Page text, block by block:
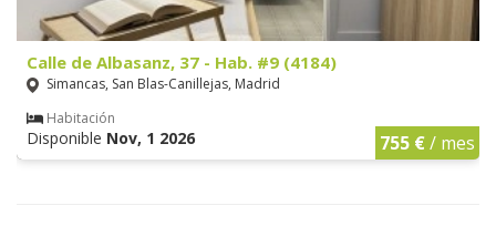
Calle de Albasanz, 37 - Hab. #9 (4184)
Simancas, San Blas-Canillejas, Madrid
Habitación
Disponible Nov, 1 2026 755 €/ mes